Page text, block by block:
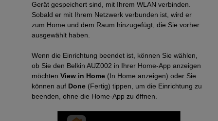
Gerät gespeichert sind, mit Ihrem WLAN verbinden.
Sobald er mit Ihrem Netzwerk verbunden ist, wird er
zum Home und dem Raum hinzugefügt, die Sie vorher
ausgewählt haben.
Wenn die Einrichtung beendet ist, können Sie wählen,
ob Sie den Belkin AUZ002 in Ihrer Home-App anzeigen
möchten View in Home (In Home anzeigen) oder Sie
können auf Done (Fertig) tippen, um die Einrichtung zu
beenden, ohne die Home-App zu öffnen.